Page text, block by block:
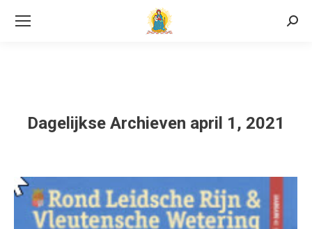
Dagelijkse Archieven april 1, 2021